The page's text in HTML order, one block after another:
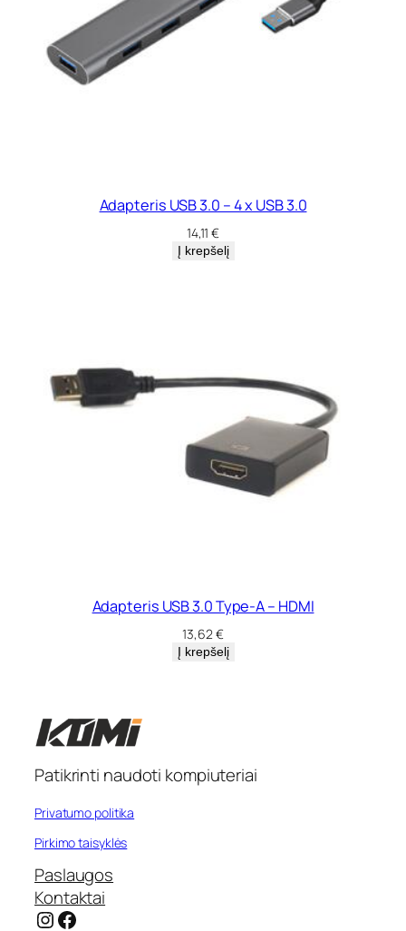
Adapteris USB 3.0 – 4 x USB 3.0
14,11€
Į krepšelį
Adapteris USB 3.0 Type-A – HDMI
13,62€
Į krepšelį
Patikrinti naudoti kompiuteriai
Privatumo politika
Pirkimo taisyklės
Paslaugos
Kontaktai
Instagram Facebook